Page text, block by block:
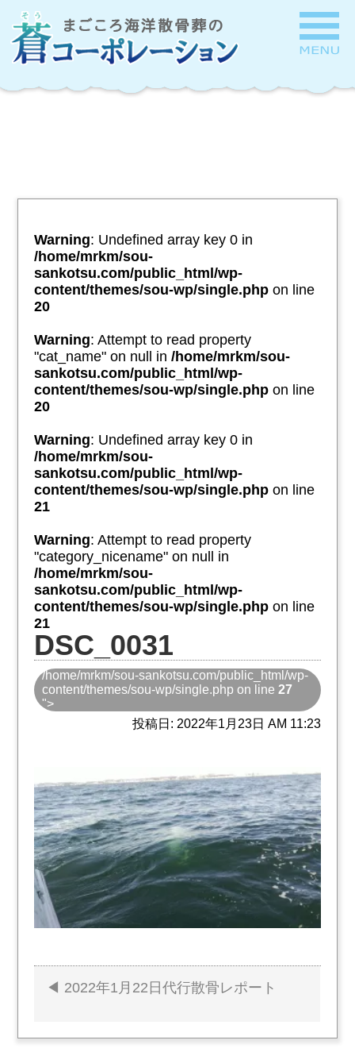
Warning: Undefined array key 0 in
/home/mrkm/sou-
sankotsu.com/public_html/wp-
content/themes/sou-wp/single.php on line
20
Warning: Attempt to read property
"cat_name" on null in/home/mrkm/sou-
sankotsu.com/public_html/wp-
content/themes/sou-wp/single.php on line
20
Warning: Undefined array key 0 in
/home/mrkm/sou-
sankotsu.com/public_html/wp-
content/themes/sou-wp/single.php on line
21
Warning: Attempt to read property
"category_nicename" on null in
/home/mrkm/sou-
sankotsu.com/public_html/wp-
content/themes/sou-wp/single.php on line
21
DSC_0031
/home/mrkm/sou-sankotsu.com/public_html/wp-
content/themes/sou-wp/single.php on line27
">
投稿日: 2022年1月23日 AM 11:23
稿
2022年1月22日代行散骨レポート